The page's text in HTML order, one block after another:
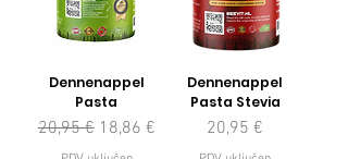
Dennenappel
Pasta
Redovna cijena
20,95 € Cijena s popustom
18,86 €
Dennenappel
Pasta Stevia
Cijena
20,95 €